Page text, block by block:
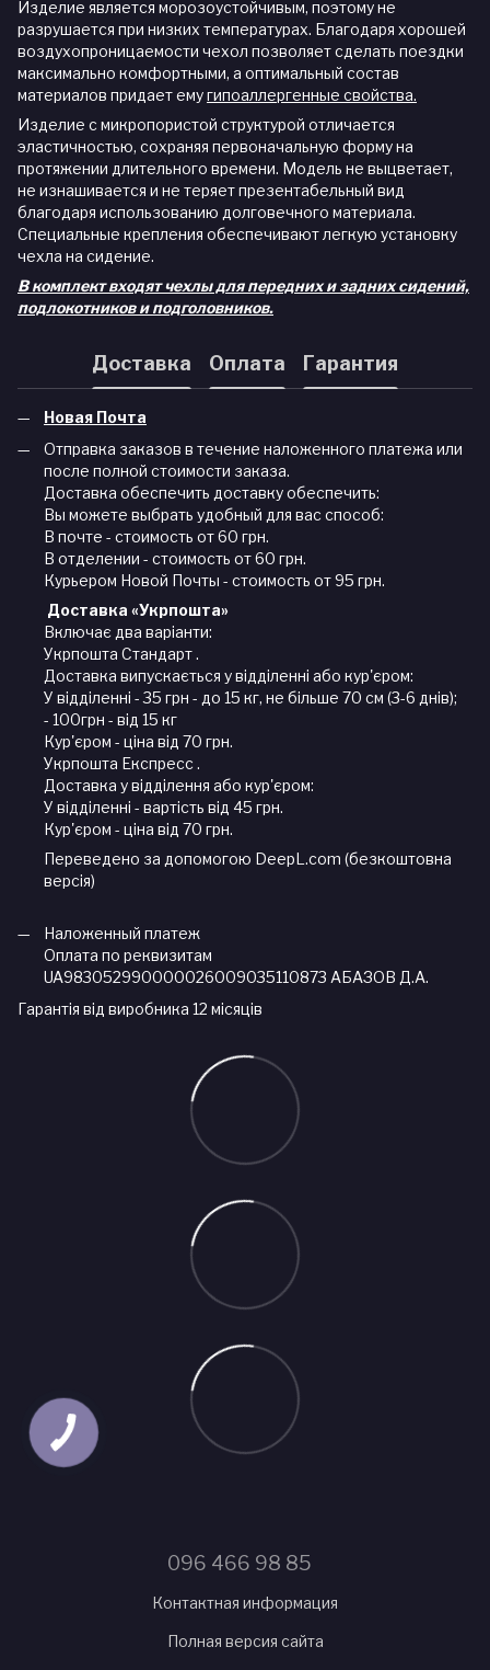
Изделие является морозоустойчивым, поэтому не
разрушается при низких температурах. Благодаря хорошей
воздухопроницаемости чехол позволяет сделать поездки
максимально комфортными, а оптимальный состав
материалов придает емугипоаллергенные свойства.
Изделие с микропористой структурой отличается
эластичностью, сохраняя первоначальную форму на
протяжении длительного времени. Модель не выцветает,
не изнашивается и не теряет презентабельный вид
благодаря использованию долговечного материала.
Специальные крепления обеспечивают легкую установку
чехла на сидение.
В комплект входят чехлы для передних и задних сидений,
подлокотников и подголовников.
Доставка Оплата Гарантия
Новая Почта
Отправка заказов в течение наложенного платежа или
после полной стоимости заказа.
Доставка обеспечить доставку обеспечить:
Вы можете выбрать удобный для вас способ:
В почте - стоимость от 60 грн.
В отделении - стоимость от 60 грн.
Курьером Новой Почты - стоимость от 95 грн.
Доставка «Укрпошта»
Включає два варіанти:
Укрпошта Стандарт .
Доставка випускається у відділенні або кур'єром:
У відділенні - 35 грн - до 15 кг, не більше 70 см (3-6 днів);
- 100грн - від 15 кг
Кур'єром - ціна від 70 грн.
Укрпошта Експресс .
Доставка у відділення або кур'єром:
У відділенні - вартість від 45 грн.
Кур'єром - ціна від 70 грн.
Переведено за допомогою DeepL.com (безкоштовна
версія)
Наложенный платеж
Оплата по реквизитам
UA983052990000026009035110873 АБАЗОВ Д.А.
Гарантія від виробника 12 місяців
096 466 98 85
Контактная информация
Полная версия сайта